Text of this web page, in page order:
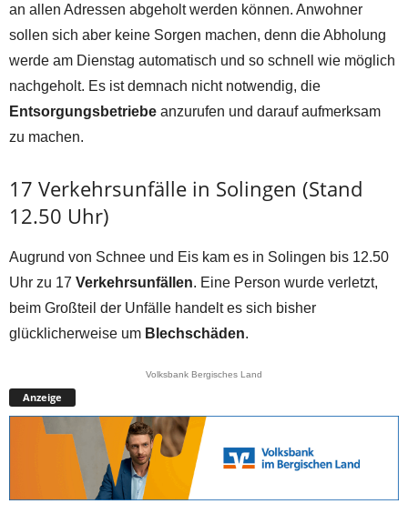
an allen Adressen abgeholt werden können. Anwohner
sollen sich aber keine Sorgen machen, denn die Abholung
werde am Dienstag automatisch und so schnell wie möglich
nachgeholt. Es ist demnach nicht notwendig, die
Entsorgungsbetriebe anzurufen und darauf aufmerksam
zu machen.
17 Verkehrsunfälle in Solingen (Stand
12.50 Uhr)
Augrund von Schnee und Eis kam es in Solingen bis 12.50
Uhr zu 17 Verkehrsunfällen. Eine Person wurde verletzt,
beim Großteil der Unfälle handelt es sich bisher
glücklicherweise um Blechschäden.
Volksbank Bergisches Land
Anzeige